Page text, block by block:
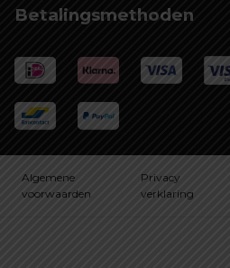
Betalingsmethoden
Algemene
voorwaarden
Privacy
verklaring